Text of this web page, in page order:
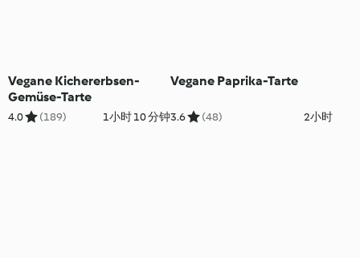
Vegane Kichererbsen-
Gemüse-Tarte
4.0 (189) 1小时 10 分钟
Vegane Paprika-Tarte
3.6 (48) 2小时